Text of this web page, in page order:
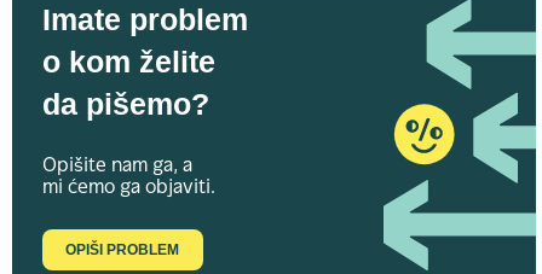
Imate problem
o kom želite
da pišemo?
Opišite nam ga, a
mi ćemo ga objaviti.
OPIŠI PROBLEM